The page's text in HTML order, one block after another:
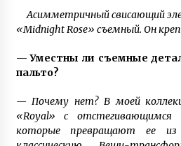
Асимметричный свисающий
«Midnight Rose» съемный. Он
— Уместны ли съемные
пальто?
— Почему нет? В моей
«Royal» с отстегивающимся
которые превращают ее